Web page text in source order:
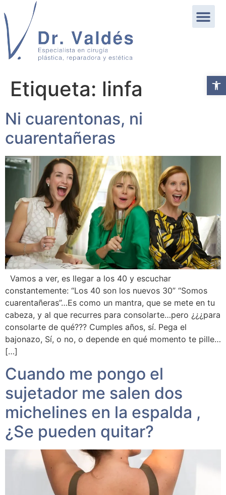
Etiqueta: linfa
Ni cuarentonas, ni
cuarentañeras
Vamos a ver, es llegar a los 40 y escuchar
constantemente: “Los 40 son los nuevos 30” “Somos
cuarentañeras”…Es como un mantra, que se mete en tu
cabeza, y al que recurres para consolarte…pero ¿¿¿para
consolarte de qué??? Cumples años, sí. Pega el
bajonazo, Sí, o no, o depende en qué momento te pille…
[…]
Cuando me pongo el
sujetador me salen dos
michelines en la espalda ,
¿Se pueden quitar?
Abrir